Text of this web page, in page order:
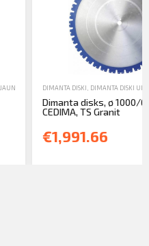
JAUNA TEHNIKADIMANTA DISKI DIMANTA DISKI UN
Dimanta disks, ø 1000/
CEDIMA, TS Granit
€1,991.66